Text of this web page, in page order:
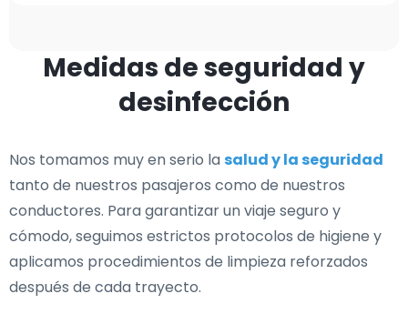
Medidas de seguridad y
desinfección
Nos tomamos muy en serio la salud y la seguridad
tanto de nuestros pasajeros como de nuestros
conductores. Para garantizar un viaje seguro y
cómodo, seguimos estrictos protocolos de higiene y
aplicamos procedimientos de limpieza reforzados
después de cada trayecto.